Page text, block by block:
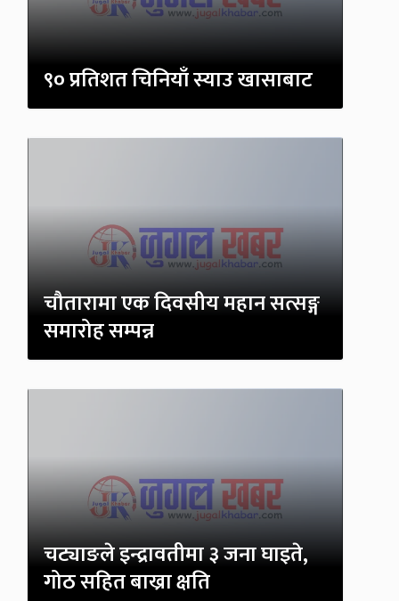
९० प्रतिशत चिनियाँ स्याउ खासाबाट
चौतारामा एक दिवसीय महान सत्सङ्ग
समारोह सम्पन्न
चट्याङले इन्द्रावतीमा ३ जना घाइते,
गोठ सहित बाख्रा क्षति